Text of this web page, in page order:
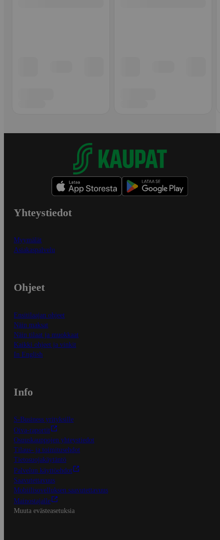
Yhteystiedot
Myymälät
Asiakaspalvelu
Ohjeet
Ensitilaajan ohjeet
Näin maksat
Näin tilaat ja muokkaat
Kaikki ohjeet ja vinkit
In English
Info
S-Business yrityksille
Oiva-raportit
Osuuskauppojen yhteystiedot
Tilaus- ja toimitusehdot
Tietosuojakäytäntö
Palvelun käyttöehdot
Saavutettavuus
Mobiilisovelluksen saavutettavuus
Mainostajalle
Muuta evästeasetuksia